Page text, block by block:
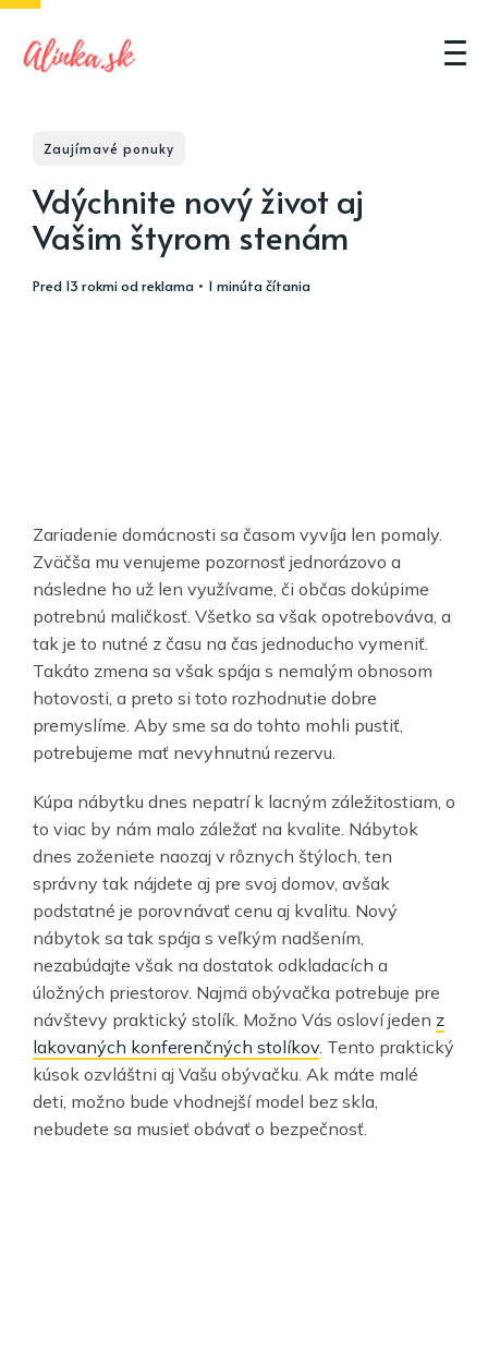
Zaujímavé ponuky
Vdýchnite nový život aj
Vašim štyrom stenám
pred 13 rokmiodreklama • 1 minúta čítania
Zariadenie domácnosti sa časom vyvíja len pomaly.
Zväčša mu venujeme pozornosť jednorázovo a
následne ho už len využívame, či občas dokúpime
potrebnú maličkosť. Všetko sa však opotrebováva, a
tak je to nutné z času na čas jednoducho vymeniť.
Takáto zmena sa však spája s nemalým obnosom
hotovosti, a preto si toto rozhodnutie dobre
premyslíme. Aby sme sa do tohto mohli pustiť,
potrebujeme mať nevyhnutnú rezervu.
Kúpa nábytku dnes nepatrí k lacným záležitostiam, o
to viac by nám malo záležať na kvalite. Nábytok
dnes zoženiete naozaj v rôznych štýloch, ten
správny tak nájdete aj pre svoj domov, avšak
podstatné je porovnávať cenu aj kvalitu. Nový
nábytok sa tak spája s veľkým nadšením,
nezabúdajte však na dostatok odkladacích a
úložných priestorov. Najmä obývačka potrebuje pre
návštevy praktický stolík. Možno Vás osloví jeden z
lakovaných konferenčných stolíkov . Tento praktický
kúsok ozvláštni aj Vašu obývačku. Ak máte malé
deti, možno bude vhodnejší model bez skla,
nebudete sa musieť obávať o bezpečnosť.